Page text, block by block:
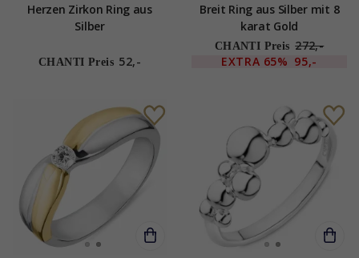
Herzen Zirkon Ring aus
Silber
CHANTI Preis 52,-
Breit Ring aus Silber mit 8
karat Gold
CHANTI Preis 272,-
EXTRA 65% 95,-